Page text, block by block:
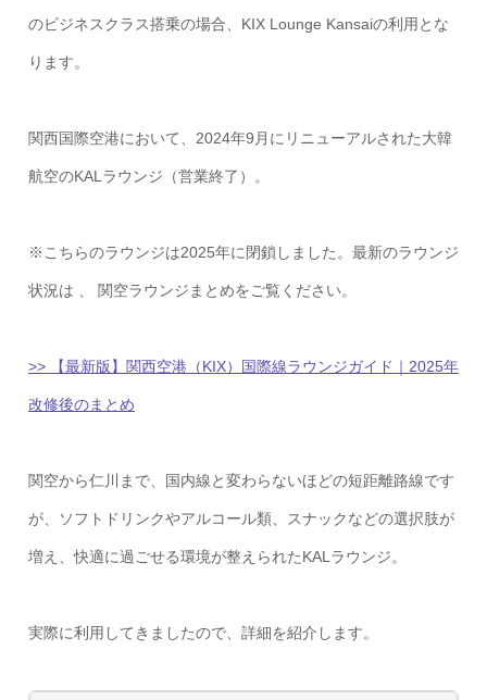
のビジネスクラス搭乗の場合、KIX Lounge Kansaiの利用とな
ります。
関西国際空港において、2024年9月にリニューアルされた大韓
航空のKALラウンジ（営業終了）。
※こちらのラウンジは2025年に閉鎖しました。最新のラウンジ
状況は 、 関空ラウンジまとめをご覧ください。
>> 【最新版】関西空港（KIX）国際線ラウンジガイド｜2025年
改修後のまとめ
関空から仁川まで、国内線と変わらないほどの短距離路線です
が、ソフトドリンクやアルコール類、スナックなどの選択肢が
増え、快適に過ごせる環境が整えられたKALラウンジ。
実際に利用してきましたので、詳細を紹介します。